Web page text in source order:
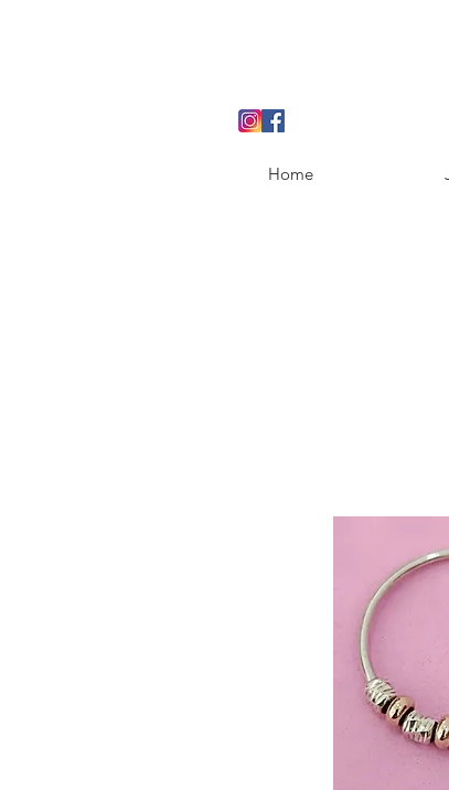
Home